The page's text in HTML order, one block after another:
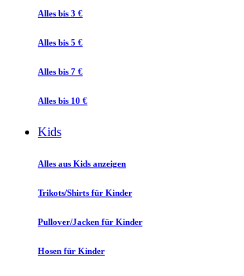
Alles bis 3 €
Alles bis 5 €
Alles bis 7 €
Alles bis 10 €
Kids
Alles aus Kids anzeigen
Trikots/Shirts für Kinder
Pullover/Jacken für Kinder
Hosen für Kinder